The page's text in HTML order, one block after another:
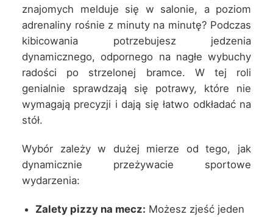
znajomych melduje się w salonie, a poziom
adrenaliny rośnie z minuty na minutę? Podczas
kibicowania potrzebujesz jedzenia
dynamicznego, odpornego na nagłe wybuchy
radości po strzelonej bramce. W tej roli
genialnie sprawdzają się potrawy, które nie
wymagają precyzji i dają się łatwo odkładać na
stół.
Wybór zależy w dużej mierze od tego, jak
dynamicznie przeżywacie sportowe
wydarzenia:
Zalety pizzy na mecz: Możesz zjeść jeden